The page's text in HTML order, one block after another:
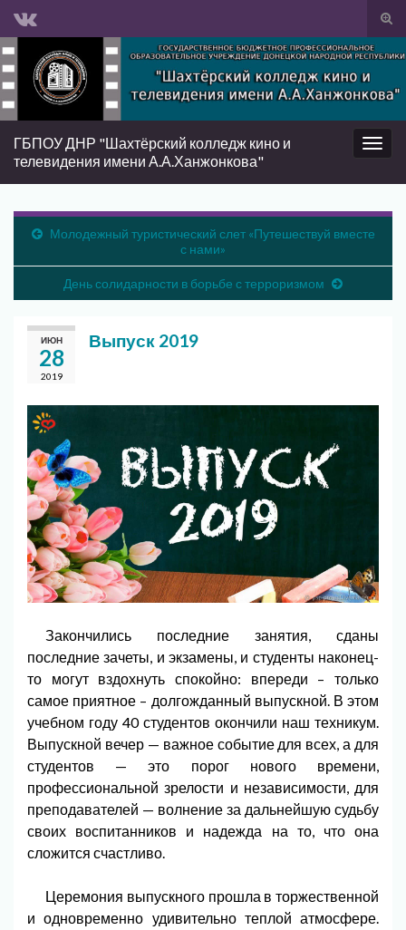
Вкл/
Search for:
Вкл/
ГБПОУ ДНР "Шахтёрский колледж кино и
телевидения имени А.А.Ханжонкова"
Молодежный туристический слет «Путешествуй вместе
с нами»
День солидарности в борьбе с терроризмом
ИЮН
28
2019
Выпуск 2019
Закончились последние занятия, сданы
последние зачеты, и экзамены, и студенты наконец-
то могут вздохнуть спокойно: впереди – только
самое приятное – долгожданный выпускной. В этом
учебном году 40 студентов окончили наш техникум.
Выпускной вечер — важное событие для всех, а для
студентов — это порог нового времени,
профессиональной зрелости и независимости, для
преподавателей — волнение за дальнейшую судьбу
своих воспитанников и надежда на то, что она
сложится счастливо.
Церемония выпускного прошла в торжественной
и одновременно удивительно теплой атмосфере.